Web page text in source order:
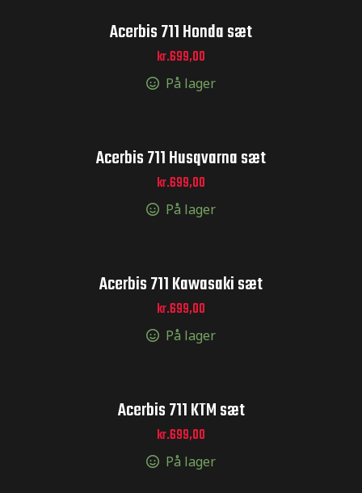
Acerbis 711 Honda sæt
kr.699,00
På lager
Acerbis 711 Husqvarna sæt
kr.699,00
På lager
Acerbis 711 Kawasaki sæt
kr.699,00
På lager
Acerbis 711 KTM sæt
kr.699,00
På lager